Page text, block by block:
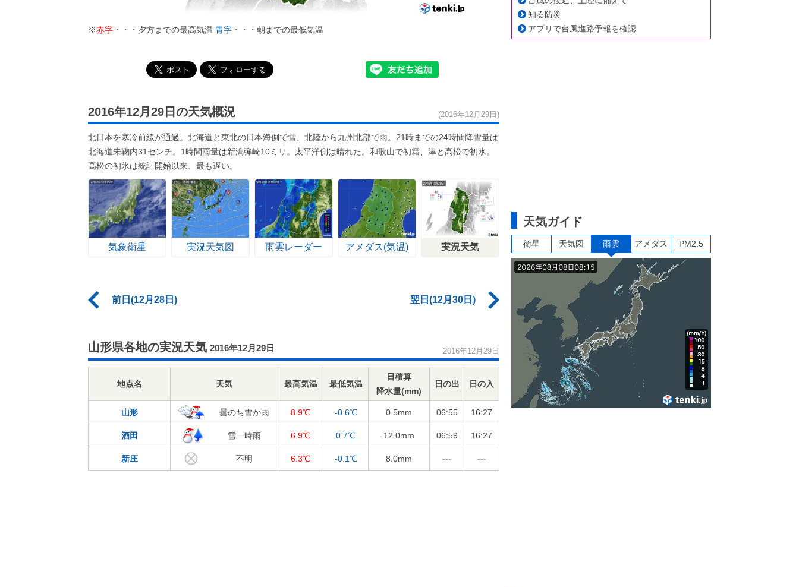
※赤字 ・・・夕方までの最高気温 青字 ・・・朝までの最低気温
2016年12月29日の天気概況 (2016年12月29日)
北日本を寒冷前線が通過。北海道と東北の日本海側で雪、北陸から九州北部で雨。21時までの24時間降雪量は
北海道朱鞠内31センチ。1時間雨量は新潟弾崎10ミリ。太平洋側は晴れた。和歌山で初霜、津と高松で初氷。
高松の初氷は統計開始以来、最も遅い。
気象衛星 実況天気図 雨雲レーダー アメダス(気温) 実況天気
前日(12月28日) 翌日(12月30日)
山形県各地の実況天気 2016年12月29日 2016年12月29日
地点名 天気 最高気温 最低気温
日積算
降水量(mm)
日の出 日の入
山形 曇のち雪か雨 8.9℃ -0.6℃ 0.5mm 06:55 16:27
酒田 雪一時雨 6.9℃ 0.7℃ 12.0mm 06:59 16:27
新庄 不明 6.3℃ -0.1℃ 8.0mm --- ---
知る防災
アプリで台風進路予報を確認
天気ガイド
衛星 天気図 雨雲 アメダス PM2.5